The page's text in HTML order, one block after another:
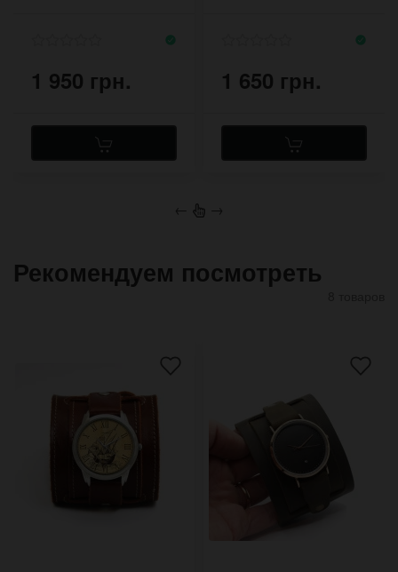
1 950 грн. 1 650 грн.
← →
Рекомендуем посмотреть